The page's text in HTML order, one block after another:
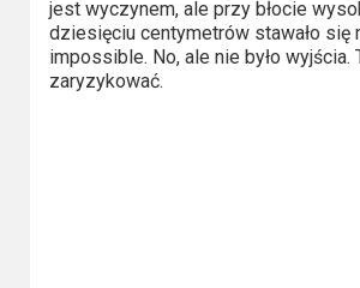
jest wyczynem, ale przy błocie
dziesięciu centymetrów stawało się
impossible. No, ale nie było wyjścia.
zaryzykować.